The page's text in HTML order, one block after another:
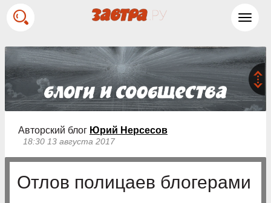
Авторский блог Юрий Нерсесов
18:30 13 августа 2017
Отлов полицаев блогерами